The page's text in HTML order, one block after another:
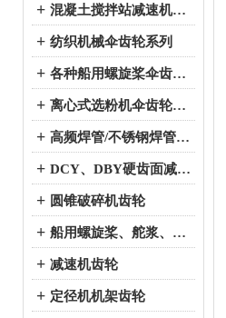
+ 混凝土搅拌站减速机伞齿轮系列
+ 纺织机械伞齿轮系列
+ 各种船用螺旋桨伞齿轮系列
+ 离心式选粉机伞齿轮系列
+ 高频焊管/不锈钢焊管、冷弯成型机伞齿轮系列
+ DCY、DBY硬齿面减速机伞齿轮系列
+ 圆锥破碎机齿轮
+ 船用螺旋桨、舵浆、侧向推进器--弧锥齿轮系列
+ 减速机齿轮
+ 定径机机架齿轮